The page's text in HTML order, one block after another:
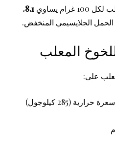
غرام يساوي 8.1،
الجلايسيمي المنخفض.
المعلب